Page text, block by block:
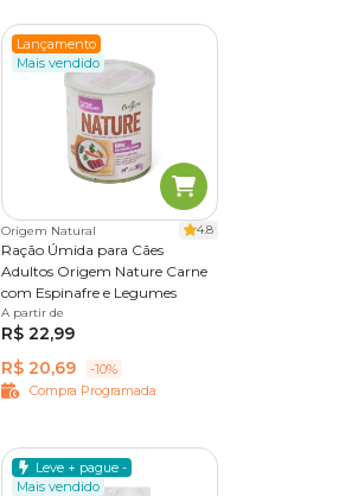
Lançamento
Mais vendido
Origem Natural 4.8
Ração Úmida para Cães
Adultos Origem Nature Carne
com Espinafre e Legumes
300 g
A partir de
R$ 22,99
R$ 20,69
-10%
Compra Programada
Leve + pague -
Mais vendido